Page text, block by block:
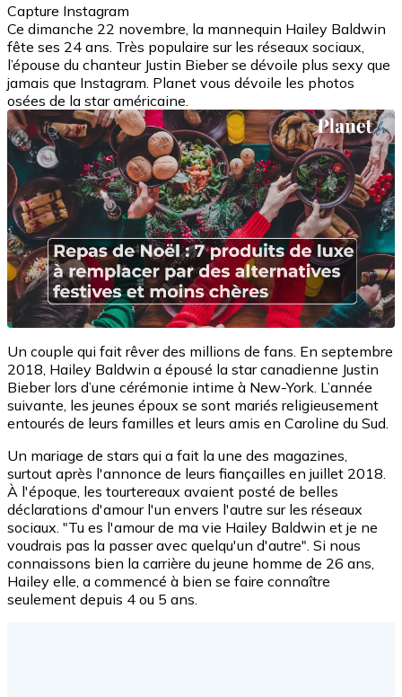
Capture Instagram
Ce dimanche 22 novembre, la mannequin Hailey Baldwin
fête ses 24 ans. Très populaire sur les réseaux sociaux,
l’épouse du chanteur Justin Bieber se dévoile plus sexy que
jamais que Instagram. Planet vous dévoile les photos
osées de la star américaine.
Un couple qui fait rêver des millions de fans. En septembre
2018, Hailey Baldwin a épousé la star canadienne Justin
Bieber lors d’une cérémonie intime à New-York. L’année
suivante, les jeunes époux se sont mariés religieusement
entourés de leurs familles et leurs amis en Caroline du Sud.
Un mariage de stars qui a fait la une des magazines,
surtout après l'annonce de leurs fiançailles en juillet 2018.
À l'époque, les tourtereaux avaient posté de belles
déclarations d'amour l'un envers l'autre sur les réseaux
sociaux. "Tu es l'amour de ma vie Hailey Baldwin et je ne
voudrais pas la passer avec quelqu'un d'autre". Si nous
connaissons bien la carrière du jeune homme de 26 ans,
Hailey elle, a commencé à bien se faire connaître
seulement depuis 4 ou 5 ans.